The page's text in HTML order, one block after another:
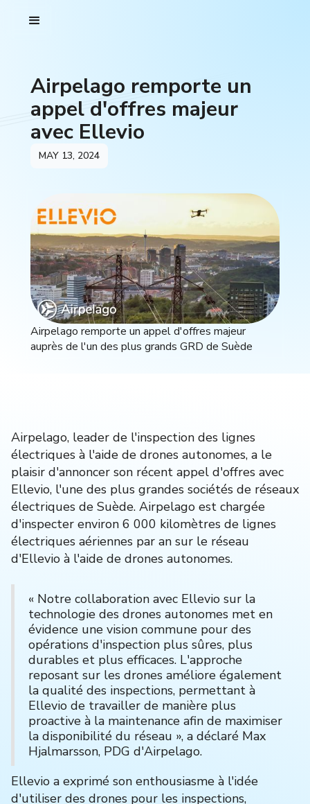
Airpelago remporte un
appel d'offres majeur
avec Ellevio
MAY 13, 2024
Airpelago remporte un appel d'offres majeur
auprès de l'un des plus grands GRD de Suède
Airpelago, leader de l'inspection des lignes
électriques à l'aide de drones autonomes, a le
plaisir d'annoncer son récent appel d'offres avec
Ellevio, l'une des plus grandes sociétés de réseaux
électriques de Suède. Airpelago est chargée
d'inspecter environ 6 000 kilomètres de lignes
électriques aériennes par an sur le réseau
d'Ellevio à l'aide de drones autonomes.
« Notre collaboration avec Ellevio sur la
technologie des drones autonomes met en
évidence une vision commune pour des
opérations d'inspection plus sûres, plus
durables et plus efficaces. L'approche
reposant sur les drones améliore également
la qualité des inspections, permettant à
Ellevio de travailler de manière plus
proactive à la maintenance afin de maximiser
la disponibilité du réseau », a déclaré Max
Hjalmarsson, PDG d'Airpelago.
Ellevio a exprimé son enthousiasme à l'idée
d'utiliser des drones pour les inspections,